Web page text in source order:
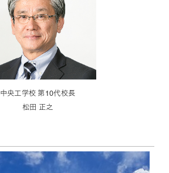
中央工学校 第10代校長
松田 正之